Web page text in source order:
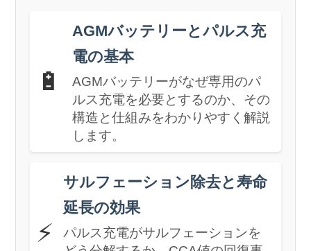
🔋
AGMバッテリーとパルス充
電の基本
AGMバッテリーがなぜ専用のパ
ルス充電を必要とするのか、その
構造と仕組みをわかりやすく解説
します。
⚡
サルフェーション除去と寿命
延長の効果
パルス充電がサルフェーションを